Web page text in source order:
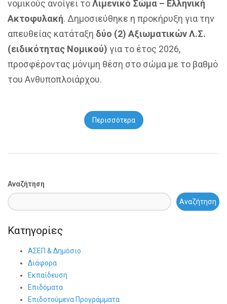
νομικούς ανοίγει τοΛιμενικό Σώμα – Ελληνική
Ακτοφυλακή. Δημοσιεύθηκε η προκήρυξη για την
απευθείας κατάταξη δύο (2) Αξιωματικών Λ.Σ.
(ειδικότητας Νομικού) για το έτος 2026,
προσφέροντας μόνιμη θέση στο σώμα με το βαθμό
του Ανθυποπλοιάρχου.
Περισσότερα
Αναζήτηση
Αναζήτηση
Κατηγορίες
ΑΣΕΠ & Δημόσιο
Διάφορα
Εκπαίδευση
Επιδόματα
Επιδοτούμενα Προγράμματα